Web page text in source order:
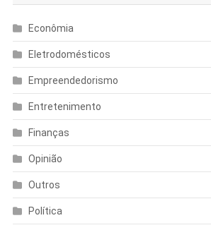
Econômia
Eletrodomésticos
Empreendedorismo
Entretenimento
Finanças
Opinião
Outros
Política